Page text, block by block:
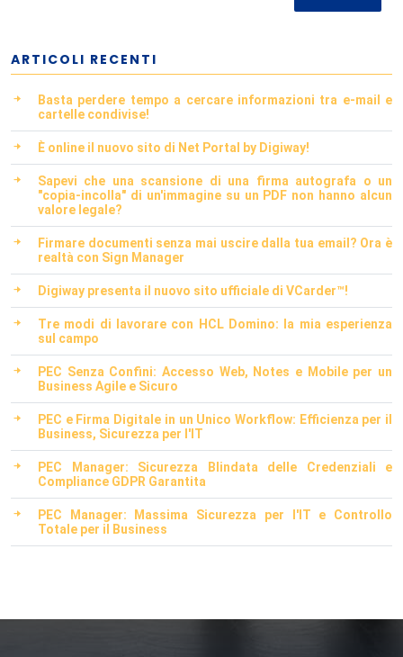
ARTICOLI RECENTI
Basta perdere tempo a cercare informazioni tra e-mail e
cartelle condivise!
È online il nuovo sito di Net Portal by Digiway!
Sapevi che una scansione di una firma autografa o un
"copia-incolla" di un'immagine su un PDF non hanno alcun
valore legale?
Firmare documenti senza mai uscire dalla tua email? Ora è
realtà con Sign Manager
Digiway presenta il nuovo sito ufficiale di VCarder™!
Tre modi di lavorare con HCL Domino: la mia esperienza
sul campo
PEC Senza Confini: Accesso Web, Notes e Mobile per un
Business Agile e Sicuro
PEC e Firma Digitale in un Unico Workflow: Efficienza per il
Business, Sicurezza per l'IT
PEC Manager: Sicurezza Blindata delle Credenziali e
Compliance GDPR Garantita
PEC Manager: Massima Sicurezza per l'IT e Controllo
Totale per il Business